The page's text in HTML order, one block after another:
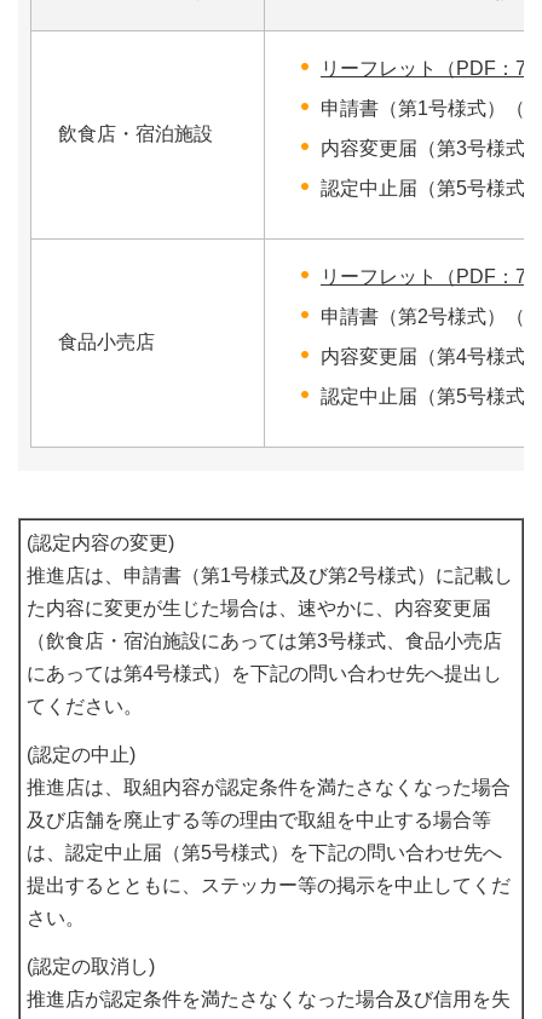
飲食店・宿泊施設
リーフレット（PDF：
申請書（第1号様式）（
内容変更届（第3号様式
認定中止届（第5号様式
食品小売店
リーフレット（PDF：
申請書（第2号様式）（
内容変更届（第4号様式
認定中止届（第5号様式
(認定内容の変更)
推進店は、申請書（第1号様式及び第2号様式）に記載し
た内容に変更が生じた場合は、速やかに、内容変更届
（飲食店・宿泊施設にあっては第3号様式、食品小売店
にあっては第4号様式）を下記の問い合わせ先へ提出し
てください。
(認定の中止)
推進店は、取組内容が認定条件を満たさなくなった場合
及び店舗を廃止する等の理由で取組を中止する場合等
は、認定中止届（第5号様式）を下記の問い合わせ先へ
提出するとともに、ステッカー等の掲示を中止してくだ
さい。
(認定の取消し)
推進店が認定条件を満たさなくなった場合及び信用を失